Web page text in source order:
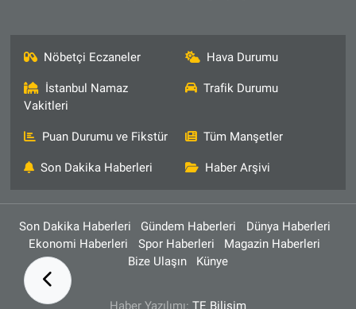
Nöbetçi Eczaneler Hava Durumu
İstanbul Namaz
Vakitleri
Trafik Durumu
Puan Durumu ve Fikstür Tüm Manşetler
Son Dakika Haberleri Haber Arşivi
Son Dakika Haberleri Gündem Haberleri
Dünya Haberleri
Ekonomi Haberleri
Spor Haberleri
Magazin Haberleri
Bize Ulaşın
Künye
Haber Yazılımı: TE Bilişim